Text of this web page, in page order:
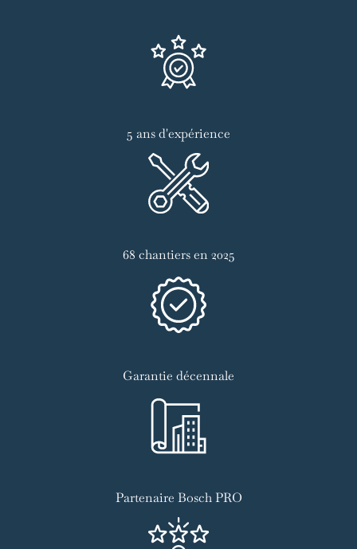
5 ans d'expérience
68 chantiers en 2025
Garantie décennale
Partenaire Bosch PRO